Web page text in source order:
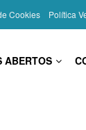
Cookies Política
ABERTOS